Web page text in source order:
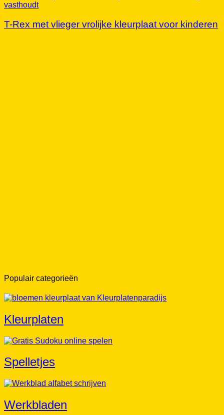
T-Rex met vlieger vrolijke kleurplaat voor kinderen
Kleurplaten
Spelletjes
Werkbladen